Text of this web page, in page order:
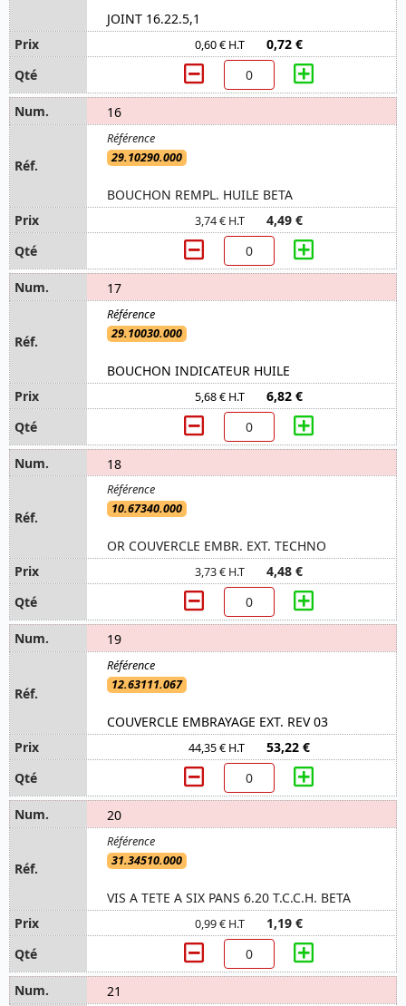
JOINT 16.22.5,1
0,60 € H.T 0,72 €
16
29.10290.000
BOUCHON REMPL. HUILE BETA
3,74 € H.T 4,49 €
17
29.10030.000
BOUCHON INDICATEUR HUILE
5,68 € H.T 6,82 €
18
10.67340.000
OR COUVERCLE EMBR. EXT. TECHNO
3,73 € H.T 4,48 €
19
12.63111.067
COUVERCLE EMBRAYAGE EXT. REV 03
44,35 € H.T 53,22 €
20
31.34510.000
VIS A TETE A SIX PANS 6.20 T.C.C.H. BETA
0,99 € H.T 1,19 €
21